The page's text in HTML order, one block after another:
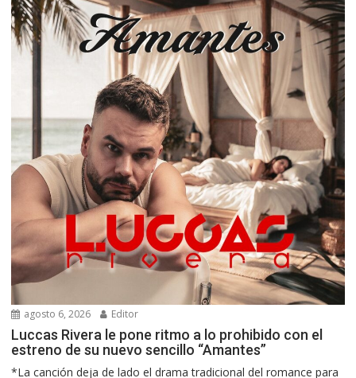
agosto 6, 2026 Editor
Luccas Rivera le pone ritmo a lo prohibido con el
estreno de su nuevo sencillo “Amantes”
*La canción deja de lado el drama tradicional del romance para